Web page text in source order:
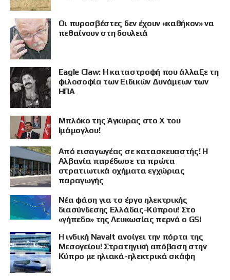
Οι πυροσβέστες δεν έχουν «καθήκον» να
πεθαίνουν στη δουλειά
Eagle Claw: Η καταστροφή που άλλαξε τη
φιλοσοφία των Ειδικών Δυνάμεων των
ΗΠΑ
Μπλόκο της Άγκυρας στο X του
Ιμάμογλου!
Από εισαγωγέας σε κατασκευαστής! Η
Αλβανία παρέδωσε τα πρώτα
στρατιωτικά οχήματα εγχώριας
παραγωγής
Νέα φάση για το έργο ηλεκτρικής
διασύνδεσης Ελλάδας-Κύπρου! Στο
«γήπεδο» της Λευκωσίας περνά ο GSI
Η ινδική Navalt ανοίγει την πόρτα της
Μεσογείου! Στρατηγική απόβαση στην
Κύπρο με ηλιακά-ηλεκτρικά σκάφη